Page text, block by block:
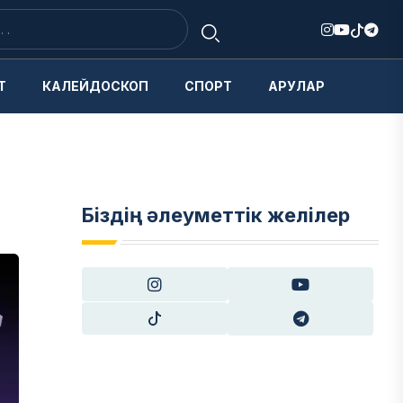
КАЛЕЙДОСКОП СПОРТ АРУЛАР
Біздің әлеуметтік желілер